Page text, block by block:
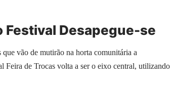
Festival Desapegue-se
vão de mutirão na horta comunitária a
Feira de Trocas volta a ser o eixo central, utilizando